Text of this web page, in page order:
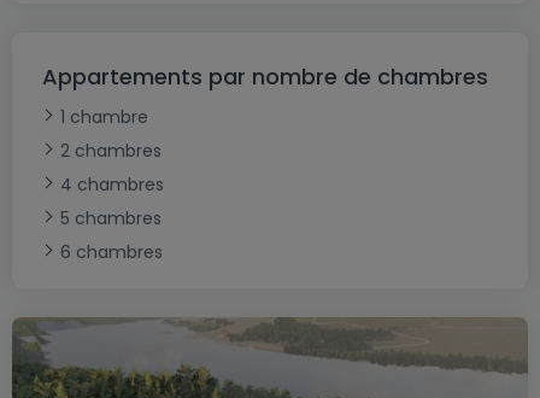
Appartements par nombre de chambres
1 chambre
2 chambres
4 chambres
5 chambres
6 chambres